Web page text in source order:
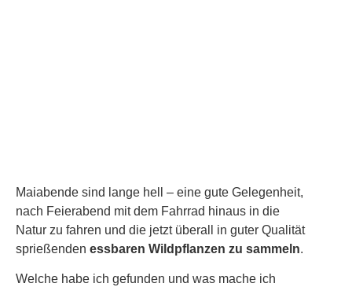
Maiabende sind lange hell – eine gute Gelegenheit,
nach Feierabend mit dem Fahrrad hinaus in die
Natur zu fahren und die jetzt überall in guter Qualität
sprießenden essbaren Wildpflanzen zu sammeln.
Welche habe ich gefunden und was mache ich